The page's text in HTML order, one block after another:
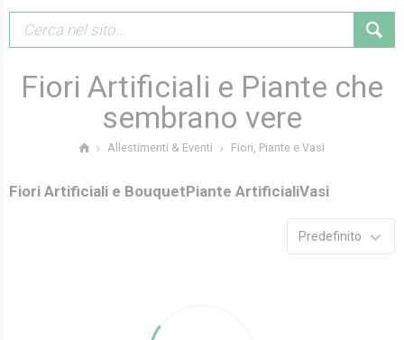
Fiori Artificiali e Piante che
sembrano vere
Allestimenti & Eventi Fiori, Piante e Vasi
Fiori Artificiali e BouquetPiante ArtificialiVasi
Predefinito